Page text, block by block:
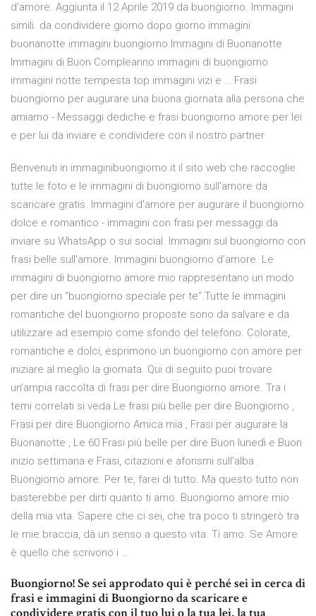
d’amore. Aggiunta il 12 Aprile 2019 da buongiorno. Immagini
simili. da condividere giorno dopo giorno immagini
buonanotte immagini buongiorno Immagini di Buonanotte
Immagini di Buon Compleanno immagini di buongiorno
immagini notte tempesta top immagini vizi e … Frasi
buongiorno per augurare una buona giornata alla persona che
amiamo - Messaggi dediche e frasi buongiorno amore per lei
e per lui da inviare e condividere con il nostro partner
Benvenuti in immaginibuongiorno.it il sito web che raccoglie
tutte le foto e le immagini di buongiorno sull'amore da
scaricare gratis. Immagini d'amore per augurare il buongiorno
dolce e romantico - immagini con frasi per messaggi da
inviare su WhatsApp o sui social. Immagini sul buongiorno con
frasi belle sull'amore. Immagini buongiorno d’amore. Le
immagini di buongiorno amore mio rappresentano un modo
per dire un “buongiorno speciale per te“.Tutte le immagini
romantiche del buongiorno proposte sono da salvare e da
utilizzare ad esempio come sfondo del telefono. Colorate,
romantiche e dolci, esprimono un buongiorno con amore per
iniziare al meglio la giornata. Qui di seguito puoi trovare
un’ampia raccolta di frasi per dire Buongiorno amore. Tra i
temi correlati si veda Le frasi più belle per dire Buongiorno ,
Frasi per dire Buongiorno Amica mia , Frasi per augurare la
Buonanotte , Le 60 Frasi più belle per dire Buon lunedì e Buon
inizio settimana e Frasi, citazioni e aforismi sull’alba .
Buongiorno amore. Per te, farei di tutto. Ma questo tutto non
basterebbe per dirti quanto ti amo. Buongiorno amore mio
della mia vita. Sapere che ci sei, che tra poco ti stringerò tra
le mie braccia, dà un senso a questo vita. Ti amo. Se Amore
è quello che scrivono i …
Buongiorno! Se sei approdato qui è perché sei in cerca di
frasi e immagini di Buongiorno da scaricare e